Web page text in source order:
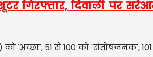
गिरफ्तार, दिवाली पर
'अच्छा', 51 से 100 को 'संतोषजनक',